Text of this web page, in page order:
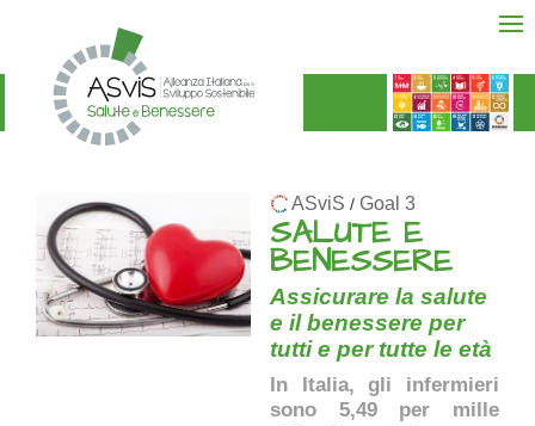
ASviS / Goal 3
SALUTE E
BENESSERE
Assicurare la salute
e il benessere per
tutti e per tutte le età
In Italia, gli infermieri
sono 5,49 per mille